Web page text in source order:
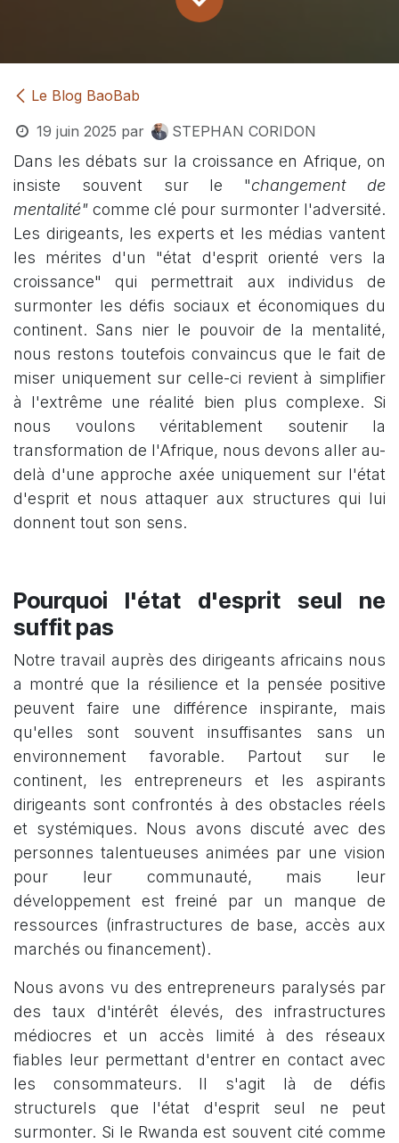
Le Blog BaoBab
19 juin 2025 par STEPHAN CORIDON
Dans les débats sur la croissance en Afrique, on
insiste souvent sur le "changement de
mentalité" comme clé pour surmonter l'adversité.
Les dirigeants, les experts et les médias vantent
les mérites d'un "état d'esprit orienté vers la
croissance" qui permettrait aux individus de
surmonter les défis sociaux et économiques du
continent. Sans nier le pouvoir de la mentalité,
nous restons toutefois convaincus que le fait de
miser uniquement sur celle-ci revient à simplifier
à l'extrême une réalité bien plus complexe. Si
nous voulons véritablement soutenir la
transformation de l'Afrique, nous devons aller au-
delà d'une approche axée uniquement sur l'état
d'esprit et nous attaquer aux structures qui lui
donnent tout son sens.
Pourquoi l'état d'esprit seul ne
suffit pas
Notre travail auprès des dirigeants africains nous
a montré que la résilience et la pensée positive
peuvent faire une différence inspirante, mais
qu'elles sont souvent insuffisantes sans un
environnement favorable. Partout sur le
continent, les entrepreneurs et les aspirants
dirigeants sont confrontés à des obstacles réels
et systémiques. Nous avons discuté avec des
personnes talentueuses animées par une vision
pour leur communauté, mais leur
développement est freiné par un manque de
ressources (infrastructures de base, accès aux
marchés ou financement).
Nous avons vu des entrepreneurs paralysés par
des taux d'intérêt élevés, des infrastructures
médiocres et un accès limité à des réseaux
fiables leur permettant d'entrer en contact avec
les consommateurs. Il s'agit là de défis
structurels que l'état d'esprit seul ne peut
surmonter. Si le Rwanda est souvent cité comme